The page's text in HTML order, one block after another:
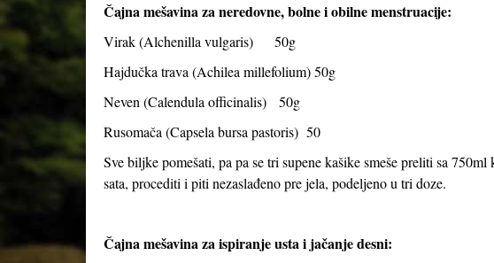
Čajna mešavina za neredovne, bolne i obilne menstruacije:
Virak (Alchenilla vulgaris) 50g
Hajdučka trava (Achilea millefolium) 50g
Neven (Calendula officinalis) 50g
Rusomača (Capsela bursa pastoris) 50
Sve biljke pomešati, pa pa se tri supene kašike smeše preliti sa
sata, procediti i piti nezaslađeno pre jela, podeljeno u tri doze.
Čajna mešavina za ispiranje usta i jačanje desni: